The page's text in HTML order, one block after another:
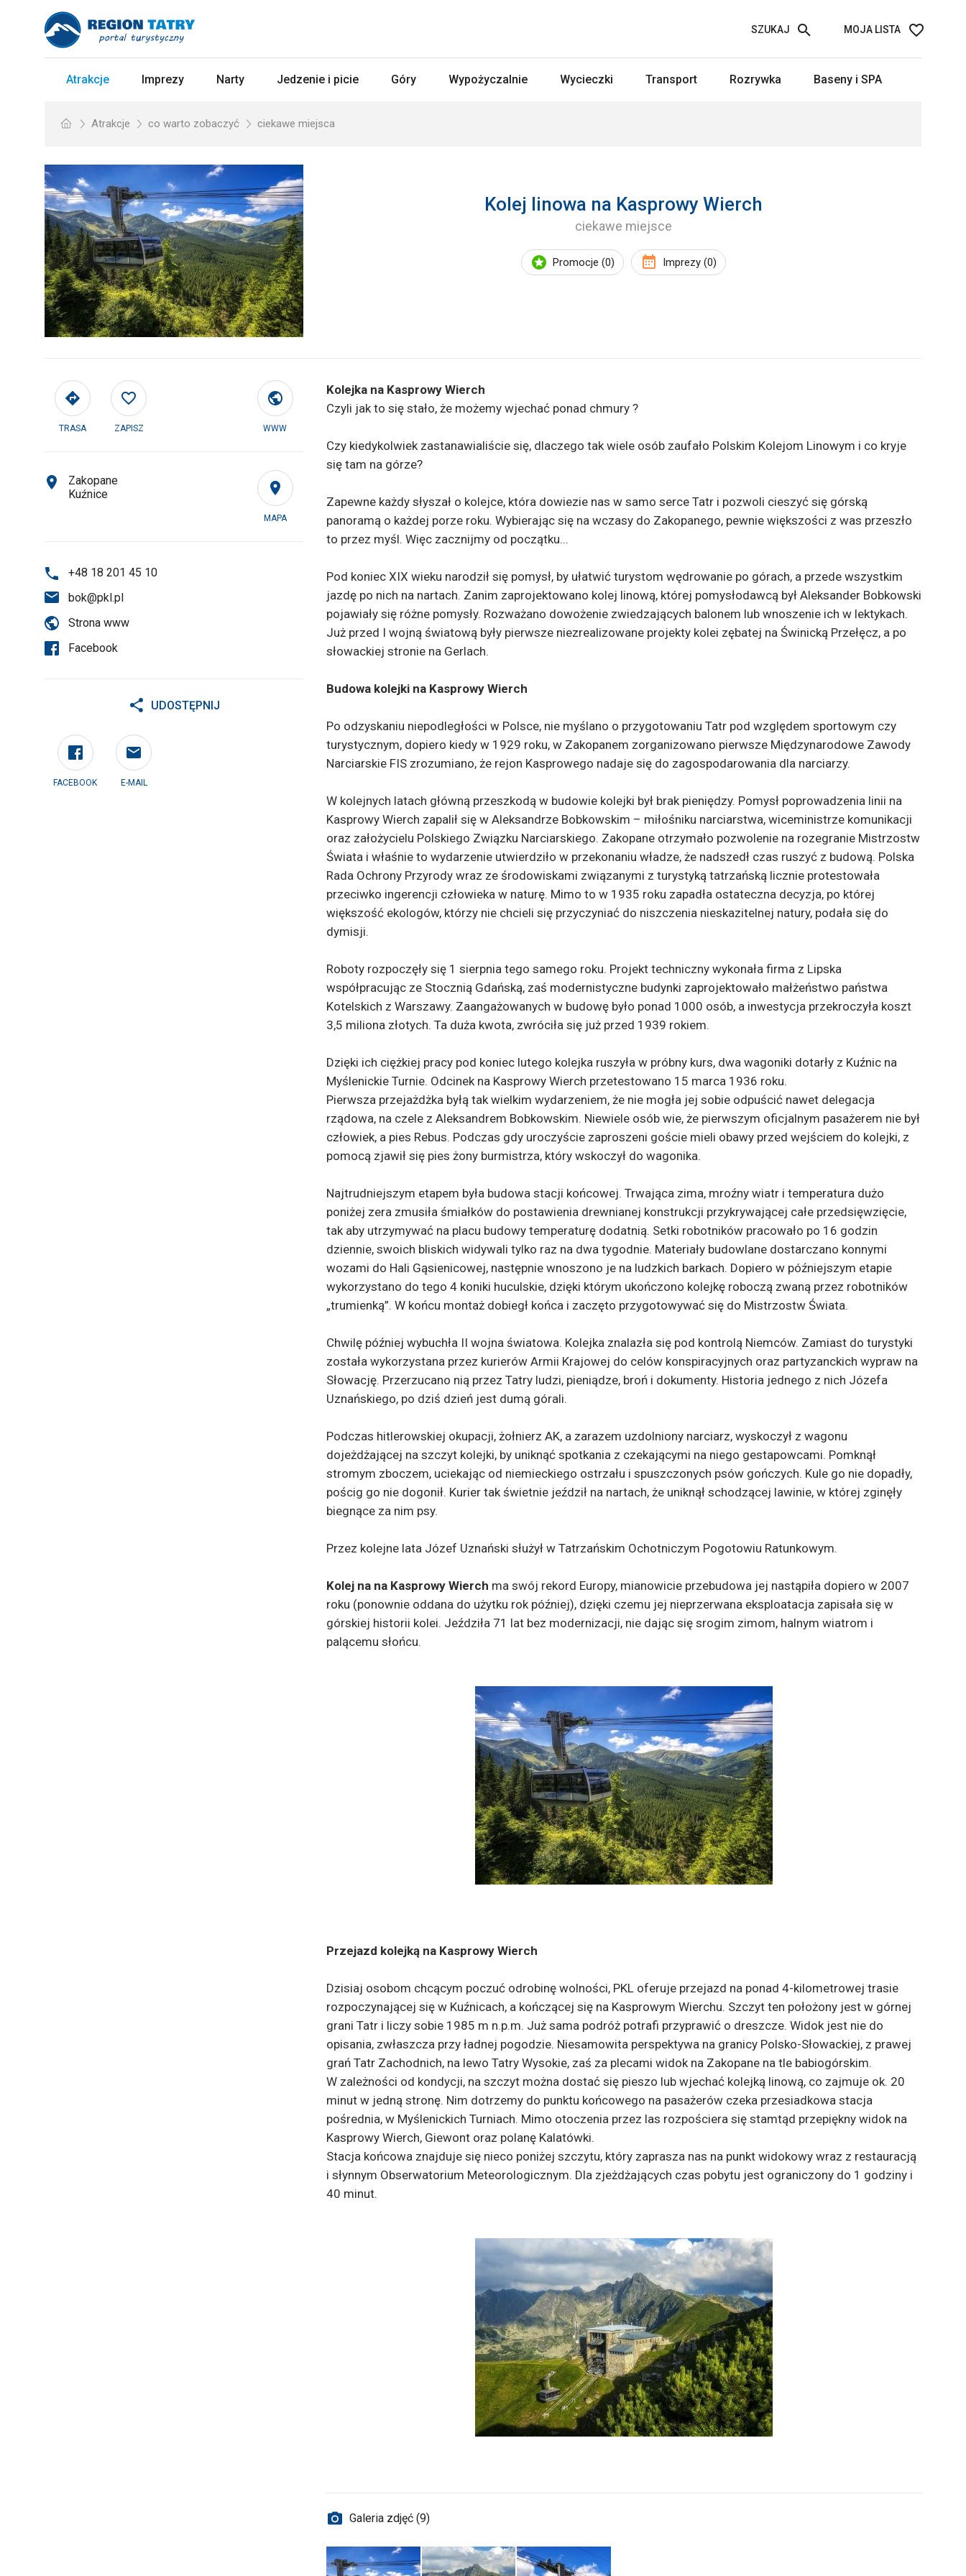
MOJA LISTA
SZUKAJ
Atrakcje Imprezy Narty Jedzenie i picie Góry Wypożyczalnie Wycieczki Transport Rozrywka Baseny i SPA
Atrakcje co warto zobaczyć ciekawe miejsca
Kolej linowa na Kasprowy Wierch
ciekawe miejsce
Promocje (0) Imprezy (0)
TRASA ZAPISZ WWW
MAPA
Zakopane
Kuźnice
+48 18 201 45 10
bok@pkl.pl
Strona www
Facebook
UDOSTĘPNIJ
FACEBOOK E-MAIL
Kolejka na Kasprowy Wierch
Czyli jak to się stało, że możemy wjechać ponad chmury ?
Czy kiedykolwiek zastanawialiście się, dlaczego tak wiele osób zaufało Polskim Kolejom Linowym i co kryje
się tam na górze?
Zapewne każdy słyszał o kolejce, która dowiezie nas w samo serce Tatr i pozwoli cieszyć się górską
panoramą o każdej porze roku. Wybierając się na wczasy do Zakopanego, pewnie większości z was przeszło
to przez myśl. Więc zacznijmy od początku...
Pod koniec XIX wieku narodził się pomysł, by ułatwić turystom wędrowanie po górach, a przede wszystkim
jazdę po nich na nartach. Zanim zaprojektowano kolej linową, której pomysłodawcą był Aleksander Bobkowski
pojawiały się różne pomysły. Rozważano dowożenie zwiedzających balonem lub wnoszenie ich w lektykach.
Już przed I wojną światową były pierwsze niezrealizowane projekty kolei zębatej na Świnicką Przełęcz, a po
słowackiej stronie na Gerlach.
Budowa kolejki na Kasprowy Wierch
Po odzyskaniu niepodległości w Polsce, nie myślano o przygotowaniu Tatr pod względem sportowym czy
turystycznym, dopiero kiedy w 1929 roku, w Zakopanem zorganizowano pierwsze Międzynarodowe Zawody
Narciarskie FIS zrozumiano, że rejon Kasprowego nadaje się do zagospodarowania dla narciarzy.
W kolejnych latach główną przeszkodą w budowie kolejki był brak pieniędzy. Pomysł poprowadzenia linii na
Kasprowy Wierch zapalił się w Aleksandrze Bobkowskim – miłośniku narciarstwa, wiceministrze komunikacji
oraz założycielu Polskiego Związku Narciarskiego. Zakopane otrzymało pozwolenie na rozegranie Mistrzostw
Świata i właśnie to wydarzenie utwierdziło w przekonaniu władze, że nadszedł czas ruszyć z budową. Polska
Rada Ochrony Przyrody wraz ze środowiskami związanymi z turystyką tatrzańską licznie protestowała
przeciwko ingerencji człowieka w naturę. Mimo to w 1935 roku zapadła ostateczna decyzja, po której
większość ekologów, którzy nie chcieli się przyczyniać do niszczenia nieskazitelnej natury, podała się do
dymisji.
Roboty rozpoczęły się 1 sierpnia tego samego roku. Projekt techniczny wykonała firma z Lipska
współpracując ze Stocznią Gdańską, zaś modernistyczne budynki zaprojektowało małżeństwo państwa
Kotelskich z Warszawy. Zaangażowanych w budowę było ponad 1000 osób, a inwestycja przekroczyła koszt
3,5 miliona złotych. Ta duża kwota, zwróciła się już przed 1939 rokiem.
Dzięki ich ciężkiej pracy pod koniec lutego kolejka ruszyła w próbny kurs, dwa wagoniki dotarły z Kuźnic na
Myślenickie Turnie. Odcinek na Kasprowy Wierch przetestowano 15 marca 1936 roku.
Pierwsza przejażdżka byłą tak wielkim wydarzeniem, że nie mogła jej sobie odpuścić nawet delegacja
rządowa, na czele z Aleksandrem Bobkowskim. Niewiele osób wie, że pierwszym oficjalnym pasażerem nie był
człowiek, a pies Rebus. Podczas gdy uroczyście zaproszeni goście mieli obawy przed wejściem do kolejki, z
pomocą zjawił się pies żony burmistrza, który wskoczył do wagonika.
Najtrudniejszym etapem była budowa stacji końcowej. Trwająca zima, mroźny wiatr i temperatura dużo
poniżej zera zmusiła śmiałków do postawienia drewnianej konstrukcji przykrywającej całe przedsięwzięcie,
tak aby utrzymywać na placu budowy temperaturę dodatnią. Setki robotników pracowało po 16 godzin
dziennie, swoich bliskich widywali tylko raz na dwa tygodnie. Materiały budowlane dostarczano konnymi
wozami do Hali Gąsienicowej, następnie wnoszono je na ludzkich barkach. Dopiero w późniejszym etapie
wykorzystano do tego 4 koniki huculskie, dzięki którym ukończono kolejkę roboczą zwaną przez robotników
„trumienką”. W końcu montaż dobiegł końca i zaczęto przygotowywać się do Mistrzostw Świata.
Chwilę później wybuchła II wojna światowa. Kolejka znalazła się pod kontrolą Niemców. Zamiast do turystyki
została wykorzystana przez kurierów Armii Krajowej do celów konspiracyjnych oraz partyzanckich wypraw na
Słowację. Przerzucano nią przez Tatry ludzi, pieniądze, broń i dokumenty. Historia jednego z nich Józefa
Uznańskiego, po dziś dzień jest dumą górali.
Podczas hitlerowskiej okupacji, żołnierz AK, a zarazem uzdolniony narciarz, wyskoczył z wagonu
dojeżdżającej na szczyt kolejki, by uniknąć spotkania z czekającymi na niego gestapowcami. Pomknął
stromym zboczem, uciekając od niemieckiego ostrzału i spuszczonych psów gończych. Kule go nie dopadły,
pościg go nie dogonił. Kurier tak świetnie jeździł na nartach, że uniknął schodzącej lawinie, w której zginęły
biegnące za nim psy.
Przez kolejne lata Józef Uznański służył w Tatrzańskim Ochotniczym Pogotowiu Ratunkowym.
Kolej na na Kasprowy Wierch ma swój rekord Europy, mianowicie przebudowa jej nastąpiła dopiero w 2007
roku (ponownie oddana do użytku rok później), dzięki czemu jej nieprzerwana eksploatacja zapisała się w
górskiej historii kolei. Jeździła 71 lat bez modernizacji, nie dając się srogim zimom, halnym wiatrom i
palącemu słońcu.
Przejazd kolejką na Kasprowy Wierch
Dzisiaj osobom chcącym poczuć odrobinę wolności, PKL oferuje przejazd na ponad 4-kilometrowej trasie
rozpoczynającej się w Kuźnicach, a kończącej się na Kasprowym Wierchu. Szczyt ten położony jest w górnej
grani Tatr i liczy sobie 1985 m n.p.m. Już sama podróż potrafi przyprawić o dreszcze. Widok jest nie do
opisania, zwłaszcza przy ładnej pogodzie. Niesamowita perspektywa na granicy Polsko-Słowackiej, z prawej
grań Tatr Zachodnich, na lewo Tatry Wysokie, zaś za plecami widok na Zakopane na tle babiogórskim.
W zależności od kondycji, na szczyt można dostać się pieszo lub wjechać kolejką linową, co zajmuje ok. 20
minut w jedną stronę. Nim dotrzemy do punktu końcowego na pasażerów czeka przesiadkowa stacja
pośrednia, w Myślenickich Turniach. Mimo otoczenia przez las rozpościera się stamtąd przepiękny widok na
Kasprowy Wierch, Giewont oraz polanę Kalatówki.
Stacja końcowa znajduje się nieco poniżej szczytu, który zaprasza nas na punkt widokowy wraz z restauracją
i słynnym Obserwatorium Meteorologicznym. Dla zjeżdżających czas pobytu jest ograniczony do 1 godziny i
40 minut.
Galeria zdjęć (9)